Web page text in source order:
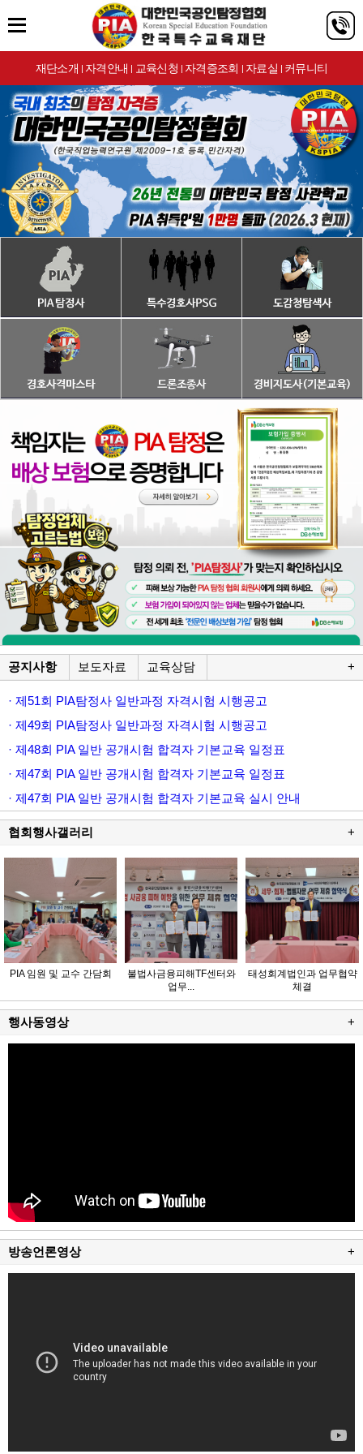
재단소개 | 자격안내 | 교육신청 | 자격증조회 | 자료실 | 커뮤니티
공지사항 보도자료 교육상담 +
· 제51회 PIA탐정사 일반과정 자격시험 시행공고
· 제49회 PIA탐정사 일반과정 자격시험 시행공고
· 제48회 PIA 일반 공개시험 합격자 기본교육 일정표
· 제47회 PIA 일반 공개시험 합격자 기본교육 일정표
· 제47회 PIA 일반 공개시험 합격자 기본교육 실시 안내
협회행사갤러리 +
PIA 임원 및 교수 간담회
불법사금융피해TF센터와
업무...
태성회계법인과 업무협약
체결
행사동영상 +
방송언론영상 +